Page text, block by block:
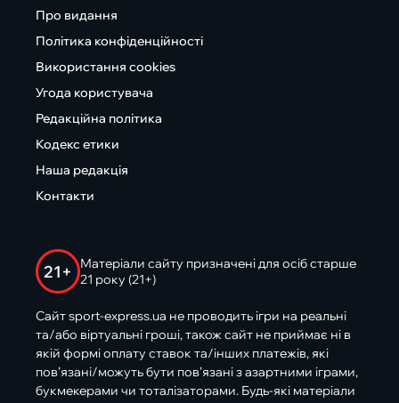
Про видання
Політика конфіденційності
Використання cookies
Угода користувача
Редакційна політика
Кодекс етики
Наша редакція
Контакти
21+
Матеріали сайту призначені для осіб старше
21 року (21+)
Сайт sport-express.ua не проводить ігри на реальні
та/або віртуальні гроші, також сайт не приймає ні в
якій формі оплату ставок та/інших платежів, які
пов’язані/можуть бути пов’язані з азартними іграми,
букмекерами чи тоталізаторами. Будь-які матеріали